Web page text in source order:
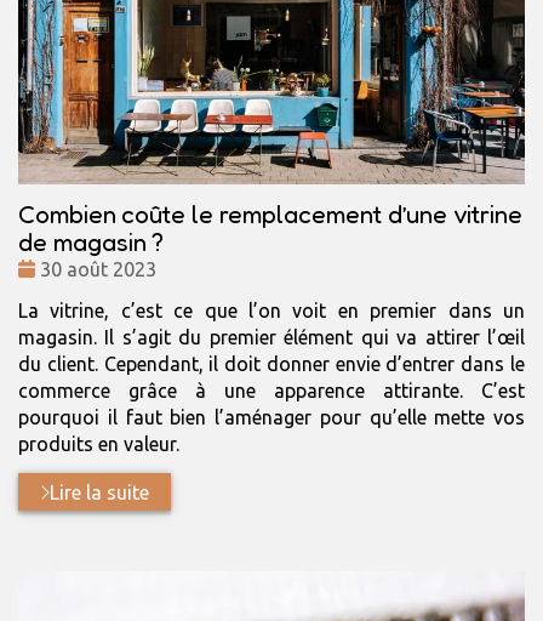
Combien coûte le remplacement d’une vitrine
de magasin ?
Date
30 août 2023
La vitrine, c’est ce que l’on voit en premier dans un
magasin. Il s’agit du premier élément qui va attirer l’œil
du client. Cependant, il doit donner envie d’entrer dans le
commerce grâce à une apparence attirante. C’est
pourquoi il faut bien l’aménager pour qu’elle mette vos
produits en valeur.
Lire la suite